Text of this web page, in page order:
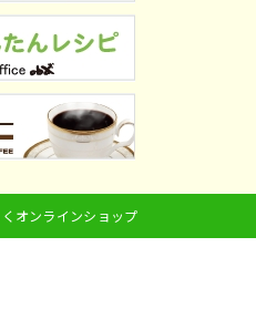
オンラインショップ